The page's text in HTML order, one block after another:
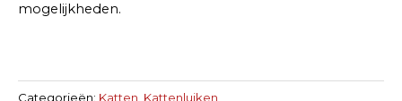
mogelijkheden.
Categorieën: Katten, Kattenluiken